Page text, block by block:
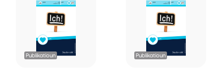
Publikatioun Publikatioun